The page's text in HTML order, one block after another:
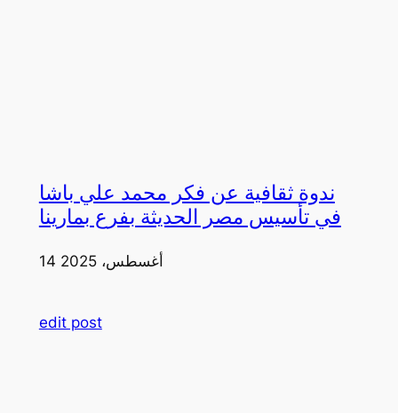
ندوة ثقافية عن فكر محمد علي باشا
في تأسيس مصر الحديثة بفرع بمارينا
14 أغسطس، 2025
edit post